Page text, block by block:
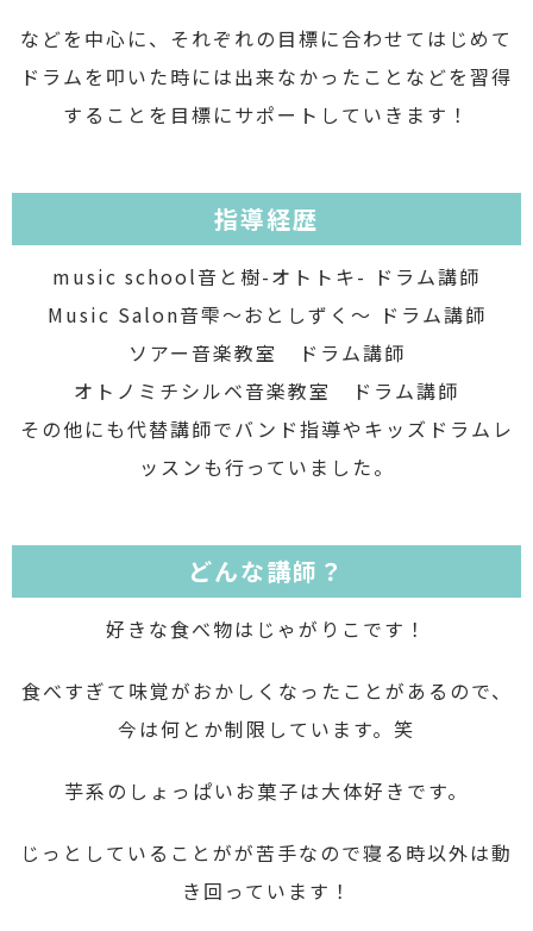
などを中心に、それぞれの目標に合わせてはじめて
ドラムを叩いた時には出来なかったことなどを習得
することを目標にサポートしていきます！
指導経歴
music school音と樹-オトトキ- ドラム講師
Music Salon音雫〜おとしずく〜 ドラム講師
ソアー音楽教室 ドラム講師
オトノミチシルベ音楽教室 ドラム講師
その他にも代替講師でバンド指導やキッズドラムレ
ッスンも行っていました。
どんな講師？
好きな食べ物はじゃがりこです！
食べすぎて味覚がおかしくなったことがあるので、
今は何とか制限しています。笑
芋系のしょっぱいお菓子は大体好きです。
じっとしていることがが苦手なので寝る時以外は動
き回っています！